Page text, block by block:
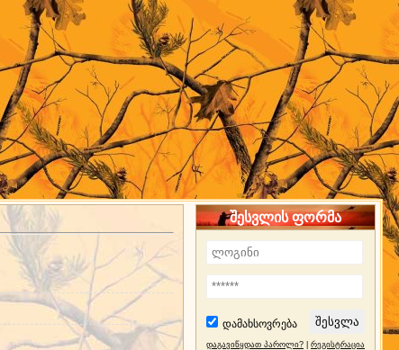
შესვლის ფორმა
დამახსოვრება
დაგავიწყდათ პაროლი? რეგისტრაცია